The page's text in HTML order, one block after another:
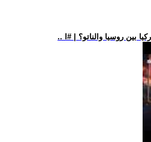
بين روسيا والناتو؟ | #ا